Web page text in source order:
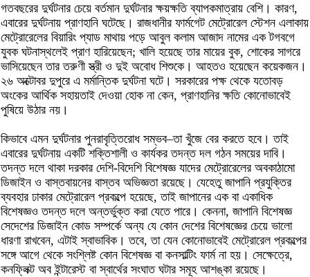
গতবছরের দুর্ঘটনার চেয়ে বর্তমান দুর্ঘটনার ক্ষয়ক্ষতি ব্যাপকমাত্রায় বেশি। কারণ,
এবারের দুর্ঘটনায় প্রাণহানি ঘটেছে। রাজধানীর ফার্মগেট মেট্রোরেল স্টেশন এলাকায়
মেট্রোরেলের বিয়ারিং প্যাড মাথায় পড়ে আবুল কলাম আজাদ নামের এক টগবগে
যুবক ঘটনাস্থলেই প্রাণ হারিয়েছেন; খালি হয়েছে তার মায়ের বুক, শোকের সাগরে
ভাসিয়েছেন তার তরুণী স্ত্রী ও দুই অবোধ শিশুকে। আহতও হয়েছেন কয়েকজন।
২৬ অক্টোবর দুপুরে এ মর্মান্তিক দুর্ঘটনা ঘটে। সরকারের পক্ষ থেকে যতোবড়
অংকের আর্থিক সহায়তাই দেওয়া হোক না কেন, প্রাণহানির ক্ষতি কোনোভাবেই
পুষিয়ে উঠার নয়।
কিভাবে এমন দুর্ঘটনার পুনরাবৃত্তিরোধ সম্ভব–তা খুঁজে বের করতে হবে। তাই
এবারের দুর্ঘটনায় একটি শক্তিশালী ও কার্যকর তদন্ত দল গঠন সময়ের দাবি।
তদন্ত দলে থাকা দরকার দেশি-বিদেশি বিশেষজ্ঞ যাদের মেট্রোরেলের অবকাঠামো
ডিজাইন ও বাস্তবায়নের বাস্তব অভিজ্ঞতা রয়েছে। যেহেতু জাপানি প্রযুক্তির
ব্যবহার ঢাকার মেট্রোরেল প্রকল্পে হয়েছে, তাই জাপানের এক বা একাধিক
বিশেষজ্ঞও তদন্ত দলে অন্তর্ভুক্ত করা যেতে পারে। কেননা, জাপানি বিশেষজ্ঞ
সেদেশের ডিজাইন কোড সম্পর্কে অন্য যে কোন দেশের বিশেষজ্ঞের চেয়ে ভালো
ধারণা রাখবেন, এটাই স্বাভাবিক। তবে, তা যেন কোনোভাবেই মেট্রোরেল প্রকল্পের
সঙ্গে আগে থেকে সংশ্লিষ্ট কোন বিশেষজ্ঞ বা কনসাল্টিং ফার্ম না হয়। সেক্ষেত্রে,
কনফ্লিক্ট অব ইন্টারেস্ট বা স্বার্থের সংঘাত ঘটার সমূহ আশঙ্কা রয়েছে।